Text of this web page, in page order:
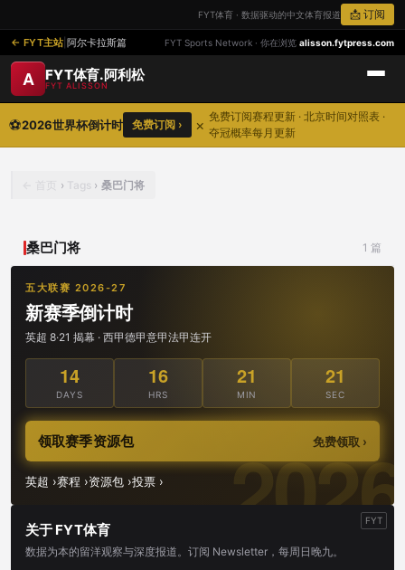
FYT体育 · 数据驱动的中文体育报道 📩 订阅
FYT主站 阿尔卡拉斯篇 FYT Sports Network · 你在浏览 alisson.fytpress.com
A FYT体育.阿利松
FYT ALISSON
⚽2026世界杯倒计时
免费订阅赛程更新 · 北京时间对照表 ·
夺冠概率每月更新
免费订阅 › ×
首页 › Tags › 桑巴门将
桑巴门将 1 篇
五大联赛 2026-27
新赛季倒计时
英超 8·21 揭幕 · 西甲德甲意甲法甲连开
14
DAYS
16
HRS
21
MIN
21
SEC
领取赛季资源包 免费领取 ›
英超 ›赛程 ›资源包 ›投票 ›
FYT
关于 FYT体育
数据为本的留洋观察与深度报道。订阅 Newsletter，每周日晚九。